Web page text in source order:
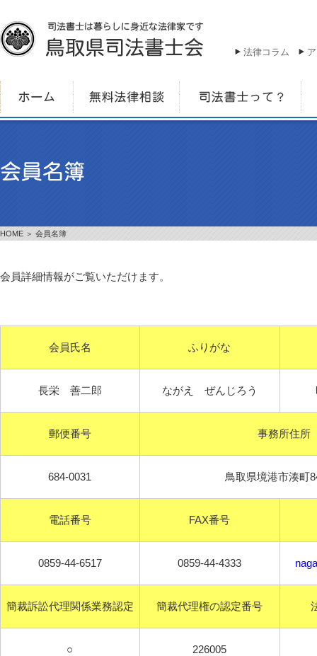
法律コラム
HOME ＞ 会員名簿
会員詳細情報がご覧いただけます。
会員氏名 ふりがな
長栄 善二郎 ながえ ぜんじろう
郵便番号 事務所住所
684-0031 鳥取県境港市湊町
電話番号 FAX番号
0859-44-6517 0859-44-4333
簡裁訴訟代理関係業務認定 簡裁代理権の認定番号
○ 226005